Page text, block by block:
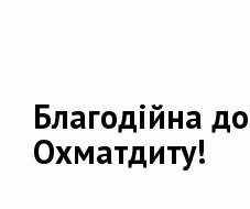
Благодійна
Охматдиту!